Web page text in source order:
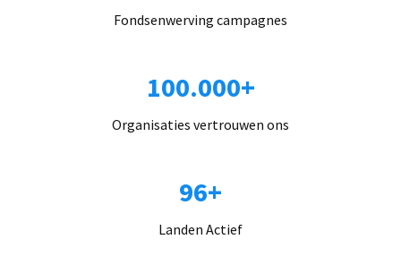
Fondsenwerving campagnes
100.000+
Organisaties vertrouwen ons
96+
Landen Actief